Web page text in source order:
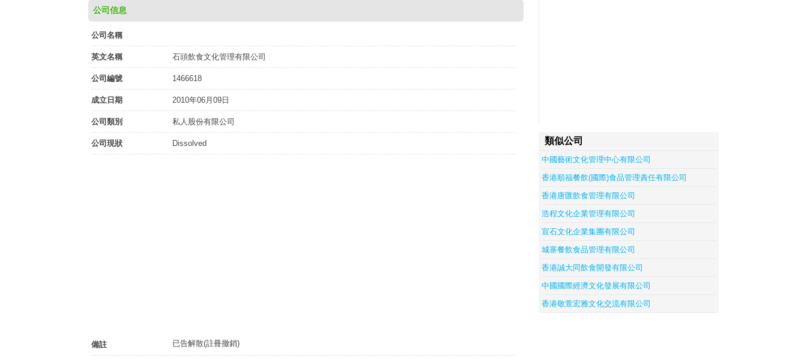
公司信息
公司名稱
英文名稱 石頭飲食文化管理有限公司
公司編號 1466618
成立日期 2010年06月09日
公司類別 私人股份有限公司
公司現狀 Dissolved
備註 已告解散(註冊撤銷)
類似公司
中國藝術文化管理中心有限公司
香港順福餐飲(國際)食品管理責任有限公司
香港唐匯飲食管理有限公司
浩程文化企業管理有限公司
宣石文化企業集團有限公司
城寨餐飲食品管理有限公司
香港誠大同飲食開發有限公司
中國國際經濟文化發展有限公司
香港敬萱宏雅文化交流有限公司